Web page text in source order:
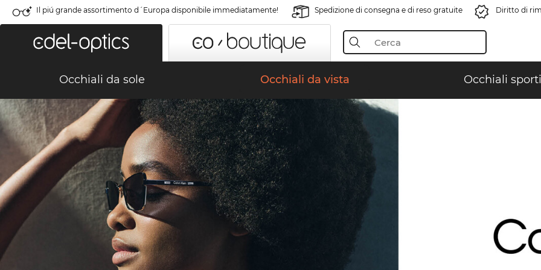
Il piú grande assortimento d´Europa disponibile immediatamente! Spedizione di consegna e di reso gratuite Diritto di
Occhiali da sole Occhiali da vista Occhiali